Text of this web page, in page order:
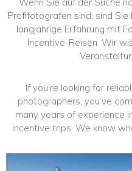
Wenn Sie auf der Suche
Profifotografen sind, sind
langjährige Erfahrung mit
Incentive-Reisen. Wir
If you’re looking for
photographers, you’ve
many years of experience
incentive trips. We know